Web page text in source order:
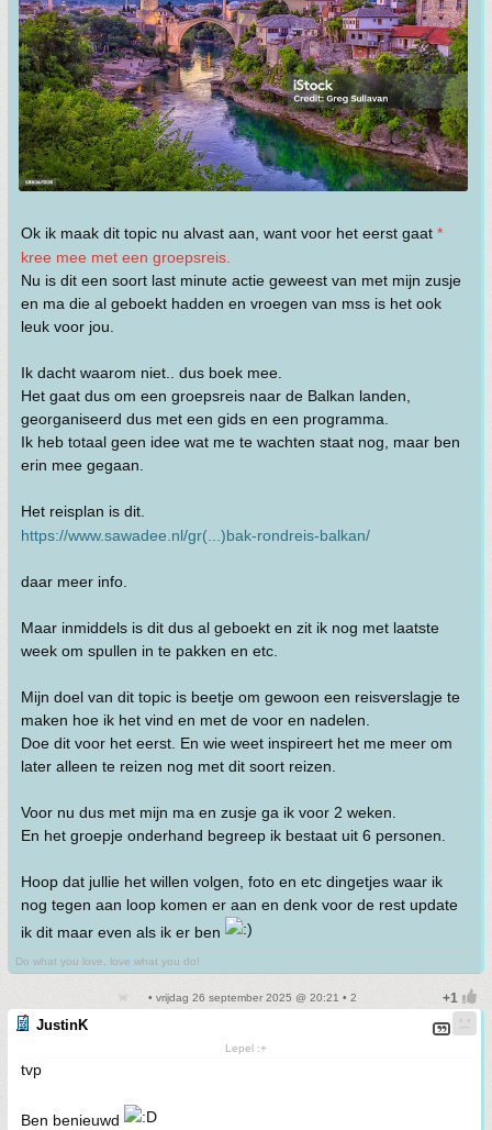
Ok ik maak dit topic nu alvast aan, want voor het eerst gaat *
kree mee met een groepsreis.
Nu is dit een soort last minute actie geweest van met mijn zusje
en ma die al geboekt hadden en vroegen van mss is het ook
leuk voor jou.
Ik dacht waarom niet.. dus boek mee.
Het gaat dus om een groepsreis naar de Balkan landen,
georganiseerd dus met een gids en een programma.
Ik heb totaal geen idee wat me te wachten staat nog, maar ben
erin mee gegaan.
Het reisplan is dit.
https://www.sawadee.nl/gr(...)bak-rondreis-balkan/
daar meer info.
Maar inmiddels is dit dus al geboekt en zit ik nog met laatste
week om spullen in te pakken en etc.
Mijn doel van dit topic is beetje om gewoon een reisverslagje te
maken hoe ik het vind en met de voor en nadelen.
Doe dit voor het eerst. En wie weet inspireert het me meer om
later alleen te reizen nog met dit soort reizen.
Voor nu dus met mijn ma en zusje ga ik voor 2 weken.
En het groepje onderhand begreep ik bestaat uit 6 personen.
Hoop dat jullie het willen volgen, foto en etc dingetjes waar ik
nog tegen aan loop komen er aan en denk voor de rest update
ik dit maar even als ik er ben
Do what you love, love what you do!
• vrijdag 26 september 2025 @ 20:21 • 2
JustinK
Lepel :+
tvp
Ben benieuwd